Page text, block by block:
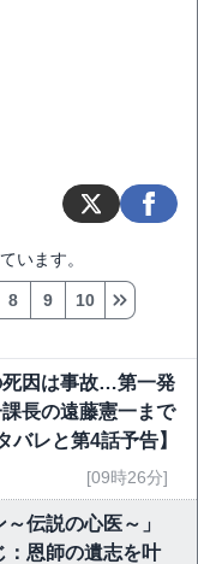
います。
8 9 10
死因は事故…第一発
長の遠藤憲一まで
バレと第4話予告】
[09時26分]
伝説の心医～」
：恩師の遺志を叶